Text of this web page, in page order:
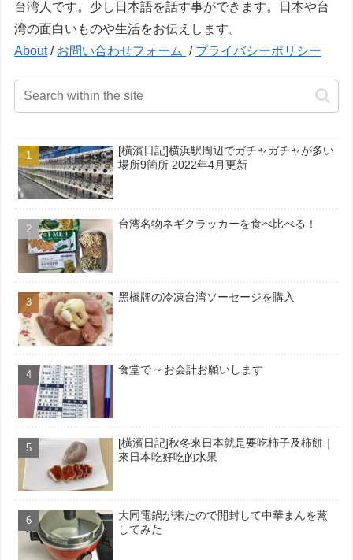
台湾人です。少し日本語を話す事ができます。日本や台
湾の面白いものや生活をお伝えします。
About/ お問い合わせフォーム / プライバシーポリシー
[橫濱日記]横浜駅周辺でガチャガチャが多い
場所9箇所 2022年4月更新
台湾名物ネギクラッカーを食べ比べる！
黑橋牌の冷凍台湾ソーセージを購入
食堂で ~ お会計お願いします
[橫濱日記]秋冬來日本就是要吃柿子及柿餅｜
來日本吃好吃的水果
大同電鍋が来たので開封して中華まんを蒸
してみた